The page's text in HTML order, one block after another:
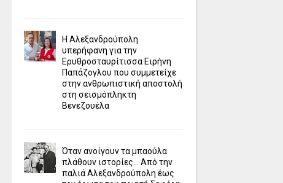
Η Αλεξανδρούπολη
υπερήφανη για την
Ερυθροσταυρίτισσα Ειρήνη
Παπάζογλου που συμμετείχε
στην ανθρωπιστική αποστολή
στη σεισμόπληκτη
Βενεζουέλα
Όταν ανοίγουν τα μπαούλα
πλάθουν ιστορίες... Από την
παλιά Αλεξανδρούπολη έως